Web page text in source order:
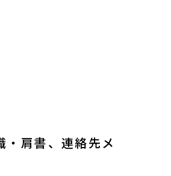
肩書、連絡先メ